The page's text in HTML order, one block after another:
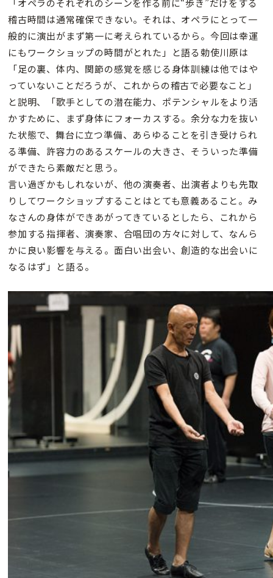
「オペラのそれぞれのシーンを作る前に“歩き”だけをする
稽古時間は通常確保できない。それは、オペラにとって一
般的に演出がまず第一に考えられているから。今回は幸運
にもワークショップの時間がとれた」と語る勅使川原は
「足の裏、体内、関節の感覚を感じる身体訓練は他ではや
っていないことだろうが、これからの稽古で必要なこと」
と説明、「歌手としての潜在能力、ポテンシャルをより活
かすために、まず身体にフォーカスする。余分な力を抜い
た状態で、舞台に立つ準備、あらゆることを引き受けられ
る準備、許容力のあるスケールの大きさ、そういった準備
ができたら素敵だと思う。
言い過ぎかもしれないが、他の演奏者、出演者よりも先取
りしてワークショップすることはとても意義あること。み
なさんの身体ができあがってきているとしたら、これから
参加する指揮者、演奏家、合唱団の方々に対して、なんら
かに良い影響を与える。面白い出会い、創造的な出会いに
なるはず」と語る。